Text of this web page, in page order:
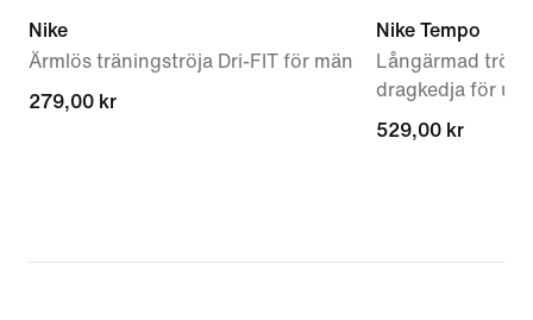
Nike
Ärmlös träningströja Dri-FIT för män
279,00 kr
279,00 kr
Nike Tempo
Långärmad tröja
dragkedja för
529,00 kr
529,00 kr